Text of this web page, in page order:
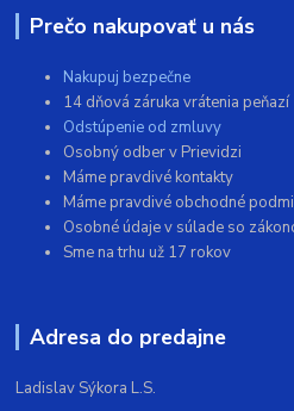
Prečo nakupovať u nás
Nakupuj bezpečne
14 dňová záruka vrátenia peňazí
Odstúpenie od zmluvy
Osobný odber v Prievidzi
Máme pravdivé kontakty
Máme pravdivé obchodné
Osobné údaje v súlade so
Sme na trhu už 17 rokov
Adresa do predajne
Ladislav Sýkora L.S.